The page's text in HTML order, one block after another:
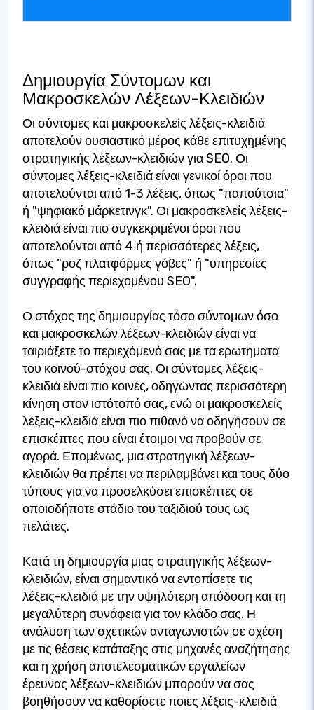
Δημιουργία Σύντομων και
Μακροσκελών Λέξεων-Κλειδιών
Οι σύντομες και μακροσκελείς λέξεις-κλειδιά
αποτελούν ουσιαστικό μέρος κάθε επιτυχημένης
στρατηγικής λέξεων-κλειδιών για SEO. Οι
σύντομες λέξεις-κλειδιά είναι γενικοί όροι που
αποτελούνται από 1-3 λέξεις, όπως "παπούτσια"
ή "ψηφιακό μάρκετινγκ". Οι μακροσκελείς λέξεις-
κλειδιά είναι πιο συγκεκριμένοι όροι που
αποτελούνται από 4 ή περισσότερες λέξεις,
όπως "ροζ πλατφόρμες γόβες" ή "υπηρεσίες
συγγραφής περιεχομένου SEO".
Ο στόχος της δημιουργίας τόσο σύντομων όσο
και μακροσκελών λέξεων-κλειδιών είναι να
ταιριάξετε το περιεχόμενό σας με τα ερωτήματα
του κοινού-στόχου σας. Οι σύντομες λέξεις-
κλειδιά είναι πιο κοινές, οδηγώντας περισσότερη
κίνηση στον ιστότοπό σας, ενώ οι μακροσκελείς
λέξεις-κλειδιά είναι πιο πιθανό να οδηγήσουν σε
επισκέπτες που είναι έτοιμοι να προβούν σε
αγορά. Επομένως, μια στρατηγική λέξεων-
κλειδιών θα πρέπει να περιλαμβάνει και τους δύο
τύπους για να προσελκύσει επισκέπτες σε
οποιοδήποτε στάδιο του ταξιδιού τους ως
πελάτες.
Κατά τη δημιουργία μιας στρατηγικής λέξεων-
κλειδιών, είναι σημαντικό να εντοπίσετε τις
λέξεις-κλειδιά με την υψηλότερη απόδοση και τη
μεγαλύτερη συνάφεια για τον κλάδο σας. Η
ανάλυση των σχετικών ανταγωνιστών σε σχέση
με τις θέσεις κατάταξης στις μηχανές αναζήτησης
και η χρήση αποτελεσματικών εργαλείων
έρευνας λέξεων-κλειδιών μπορούν να σας
βοηθήσουν να καθορίσετε ποιες λέξεις-κλειδιά